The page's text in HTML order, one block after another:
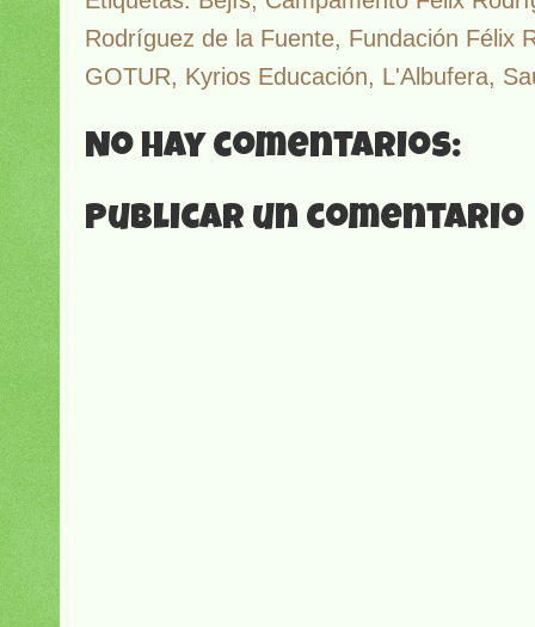
Rodríguez de la Fuente, Fundación Félix
GOTUR, Kyrios Educación, L'Albufera,
No hay comentarios:
Publicar un comentario